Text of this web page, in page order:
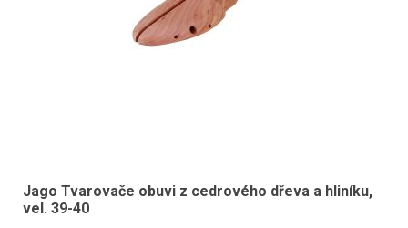
Jago Tvarovače obuvi z cedrového dřeva a hliníku,
vel. 39-40